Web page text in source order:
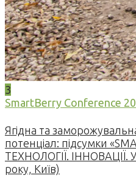
3
SmartBerry Conference
Ягідна та
потенціал: підсумки
ТЕХНОЛОГІЇ. ІННОВАЦІЇ.
року, Київ)